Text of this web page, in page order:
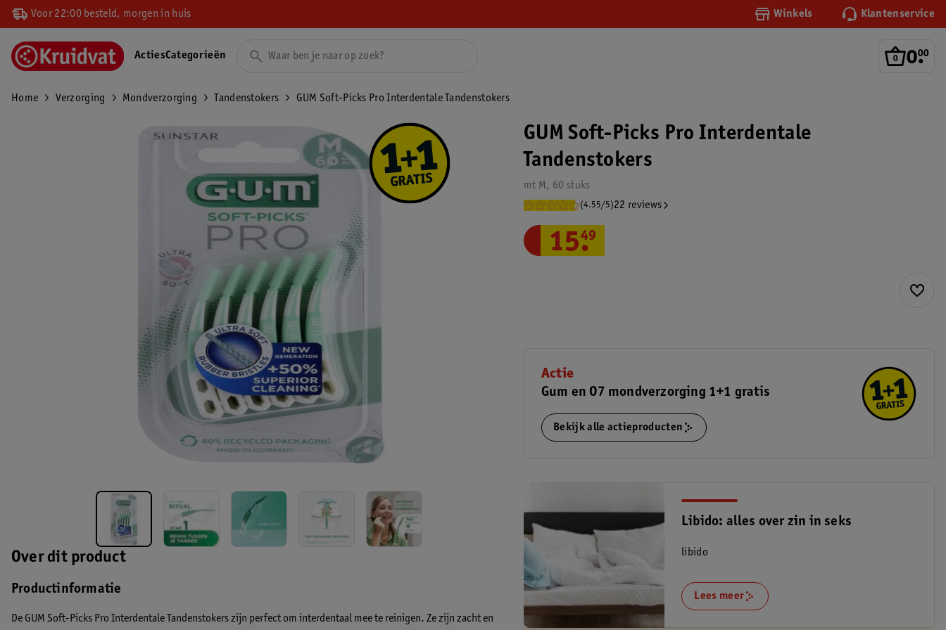
Voor 22:00 besteld, morgen in huis Winkels Klantenservice
0.
00
ActiesCategorieën
Home Verzorging Mondverzorging Tandenstokers GUM Soft-Picks Pro Interdentale Tandenstokers
Over dit product
Productinformatie
De GUM Soft-Picks Pro Interdentale Tandenstokers zijn perfect om interdentaal mee te reinigen. Ze zijn zacht en
GUM Soft-Picks Pro Interdentale
Tandenstokers
mt M, 60 stuks
(4.55/5)22 reviews
15.
49
Actie
Gum en O7 mondverzorging 1+1 gratis
Bekijk alle actieproducten
Libido: alles over zin in seks
libido
Lees meer